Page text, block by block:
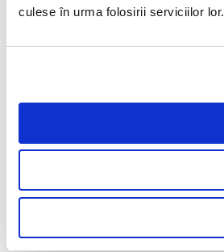
culese în urma folosirii serviciilor lor.